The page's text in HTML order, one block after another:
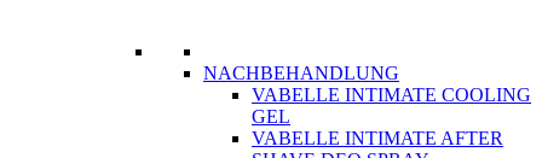
NACHBEHANDLUNG
VABELLE INTIMATE COOLING
GEL
VABELLE INTIMATE AFTER